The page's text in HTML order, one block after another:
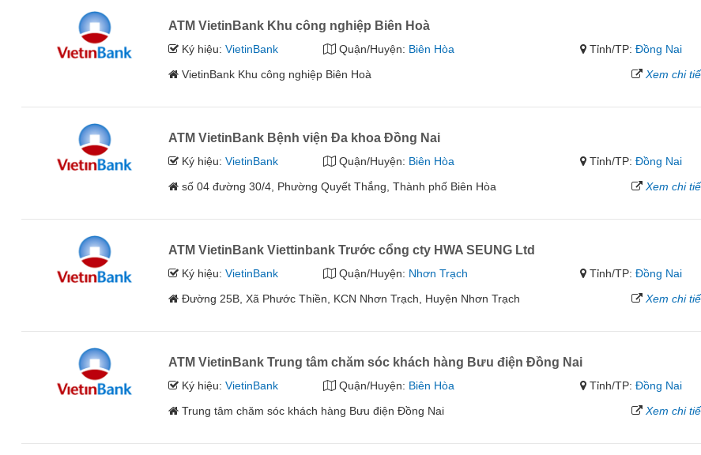
ATM VietinBank Khu công nghiệp Biên Hoà
Ký hiệu:VietinBank Quận/Huyện: Biên Hòa Tỉnh/TP:Đồng Nai
VietinBank Khu công nghiệp Biên Hoà
Xem chi
ATM VietinBank Bệnh viện Đa khoa Đồng Nai
Ký hiệu:VietinBank Quận/Huyện: Biên Hòa Tỉnh/TP:Đồng Nai
số 04 đường 30/4, Phường Quyết Thắng, Thành phố Biên Hòa
Xem chi
ATM VietinBank Viettinbank Trước cổng cty HWA SEUNG Ltd
Ký hiệu:VietinBank Quận/Huyện: Nhơn Trạch Tỉnh/TP:Đồng Nai
Đường 25B, Xã Phước Thiền, KCN Nhơn Trạch, Huyện Nhơn Trạch
Xem chi
ATM VietinBank Trung tâm chăm sóc khách hàng Bưu điện Đồng Nai
Ký hiệu:VietinBank Quận/Huyện: Biên Hòa Tỉnh/TP:Đồng Nai
Trung tâm chăm sóc khách hàng Bưu điện Đồng Nai
Xem chi